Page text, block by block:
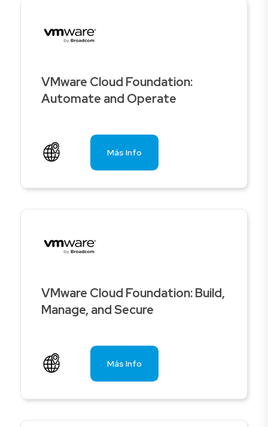
VMware Cloud Foundation:
Automate and Operate
Más Info
VMware Cloud Foundation: Build,
Manage, and Secure
Más Info